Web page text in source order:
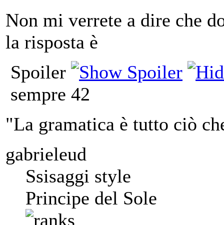
Non mi verrete a dire che
la risposta è
Spoiler
sempre 42
"La gramatica è tutto ciò
gabrieleud
Ssisaggi style
Principe del Sole